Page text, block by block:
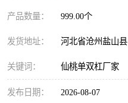
产品数量： 999.00个
发货地址： 河北省沧州盐山县
关键词： 仙桃单双杠厂家
发布日期： 2026-08-07